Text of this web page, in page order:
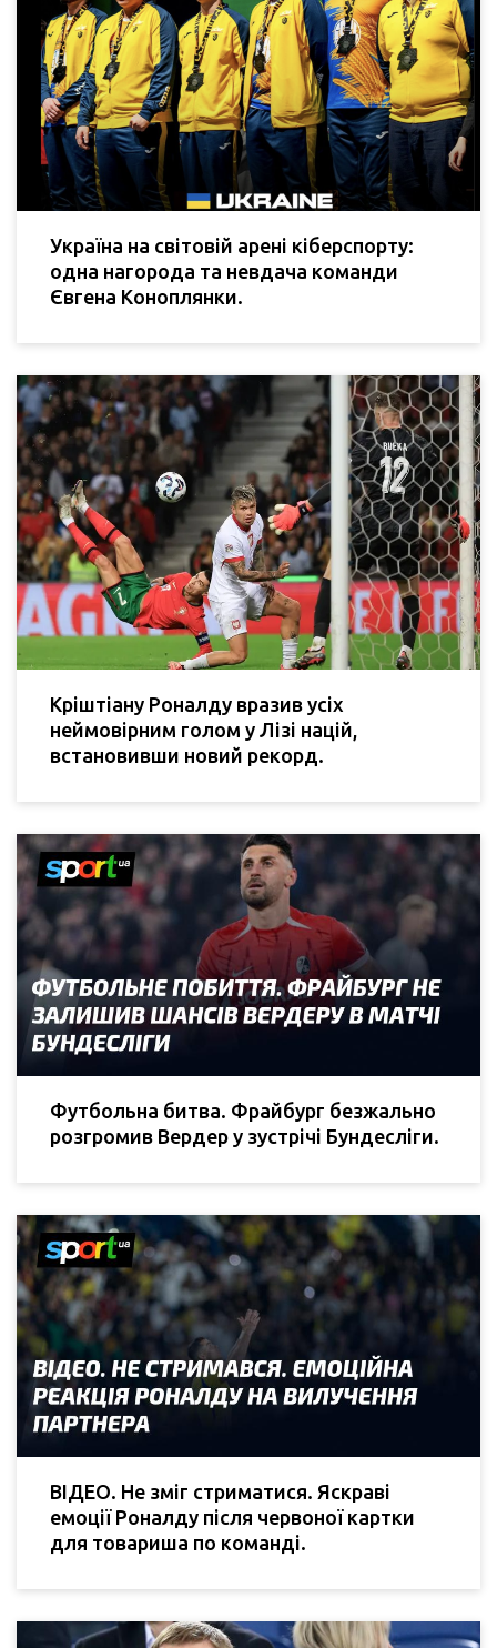
Україна на світовій арені кіберспорту:
одна нагорода та невдача команди
Євгена Коноплянки.
Кріштіану Роналду вразив усіх
неймовірним голом у Лізі націй,
встановивши новий рекорд.
Футбольна битва. Фрайбург безжально
розгромив Вердер у зустрічі Бундесліги.
ВІДЕО. Не зміг стриматися. Яскраві
емоції Роналду після червоної картки
для товариша по команді.